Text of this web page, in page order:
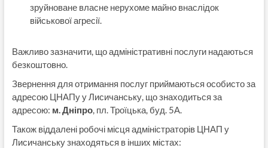
зруйноване власне нерухоме майно внаслідок
військової агресії.
Важливо зазначити, що адміністративні послуги надаються
безкоштовно.
Звернення для отримання послуг приймаються особисто за
адресою ЦНАПу у Лисичанську, що знаходиться за
адресою: м. Дніпро, пл. Троїцька, буд. 5А.
Також віддалені робочі місця адміністраторів ЦНАП у
Лисичанську знаходяться в інших містах: